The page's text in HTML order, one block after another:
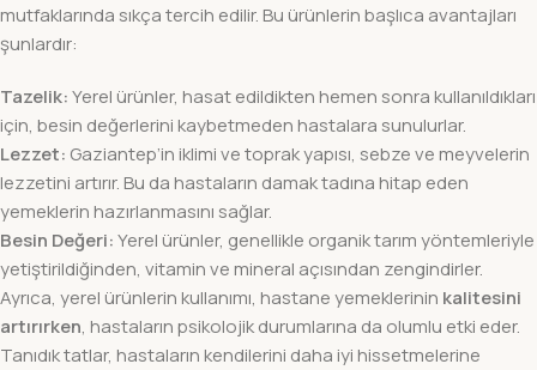
mutfaklarında sıkça tercih edilir. Bu ürünlerin başlıca avantajları
şunlardır:
Tazelik:Yerel ürünler, hasat edildikten hemen sonra kullanıldıkları
için, besin değerlerini kaybetmeden hastalara sunulurlar.
Lezzet: Gaziantep’in iklimi ve toprak yapısı, sebze ve meyvelerin
lezzetini artırır. Bu da hastaların damak tadına hitap eden
yemeklerin hazırlanmasını sağlar.
Besin Değeri:Yerel ürünler, genellikle organik tarım yöntemleriyle
yetiştirildiğinden, vitamin ve mineral açısından zengindirler.
Ayrıca, yerel ürünlerin kullanımı, hastane yemeklerinin kalitesini
artırırken, hastaların psikolojik durumlarına da olumlu etki eder.
Tanıdık tatlar, hastaların kendilerini daha iyi hissetmelerine